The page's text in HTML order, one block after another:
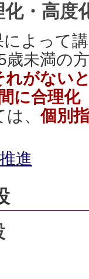
・高度
よって
未満の
がない
に合理化
は、個別
進